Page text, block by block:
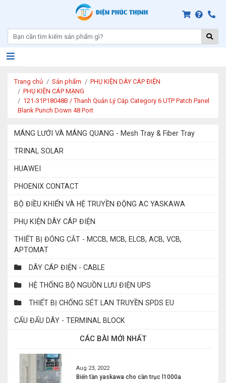
Trang chủ Sản phẩm
PHỤ KIỆN DÂY CÁP ĐIỆN
PHỤ KIỆN CÁP MẠNG
121-31P18048B / Thanh Quản Lý Cáp Category 6 UTP Patch Panel
Blank Punch Down 48 Port
MÁNG LƯỚI VÀ MÁNG QUANG - Mesh Tray & Fiber Tray
TRINAL SOLAR
HUAWEI
PHOENIX CONTACT
BỘ ĐIỀU KHIỂN VÀ HỆ TRUYỀN ĐỘNG AC YASKAWA
PHỤ KIỆN DÂY CÁP ĐIỆN
THIẾT BỊ ĐÓNG CẮT - MCCB, MCB, ELCB, ACB, VCB,
APTOMAT
DÂY CÁP ĐIỆN - CABLE
HỆ THỐNG BỘ NGUỒN LƯU ĐIỆN UPS
THIẾT BỊ CHỐNG SÉT LAN TRUYỀN SPDS EU
CẤU ĐẤU DÂY - TERMINAL BLOCK
CÁC BÀI MỚI NHẤT
Aug 23, 2022
Biến tần yaskawa cho cần trục l1000a